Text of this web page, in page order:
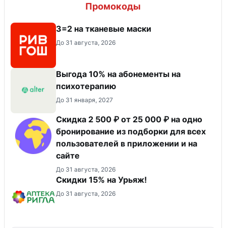
Промокоды
3=2 на тканевые маски
До 31 августа, 2026
Выгода 10% на абонементы на
психотерапию
До 31 января, 2027
Скидка 2 500 ₽ от 25 000 ₽ на одно
бронирование из подборки для всех
пользователей в приложении и на
сайте
До 31 августа, 2026
Скидки 15% на Урьяж!
До 31 августа, 2026